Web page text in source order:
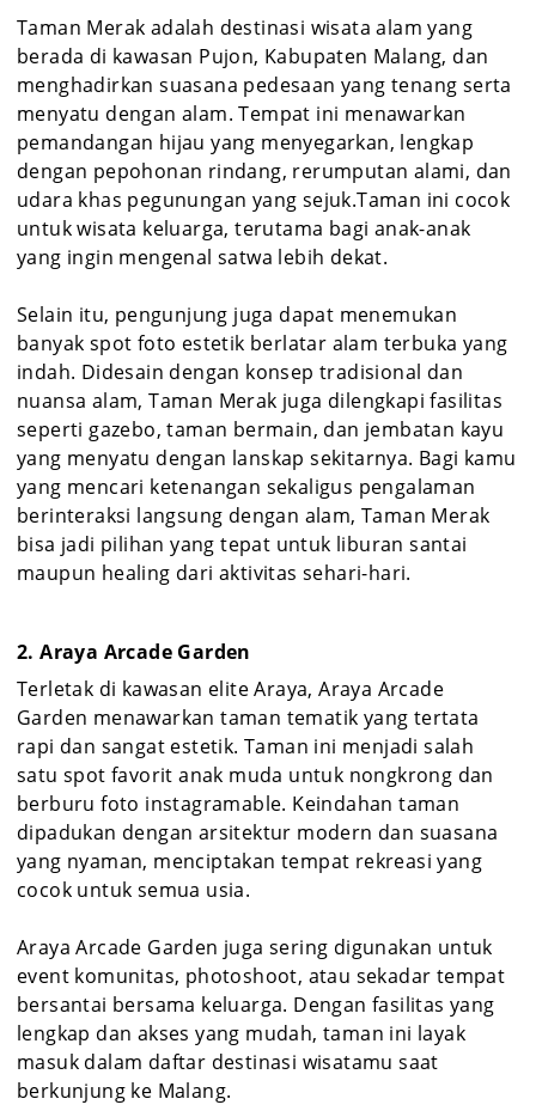
Taman Merak adalah destinasi wisata alam yang
berada di kawasan Pujon, Kabupaten Malang, dan
menghadirkan suasana pedesaan yang tenang serta
menyatu dengan alam. Tempat ini menawarkan
pemandangan hijau yang menyegarkan, lengkap
dengan pepohonan rindang, rerumputan alami, dan
udara khas pegunungan yang sejuk.Taman ini cocok
untuk wisata keluarga, terutama bagi anak-anak
yang ingin mengenal satwa lebih dekat.
Selain itu, pengunjung juga dapat menemukan
banyak spot foto estetik berlatar alam terbuka yang
indah. Didesain dengan konsep tradisional dan
nuansa alam, Taman Merak juga dilengkapi fasilitas
seperti gazebo, taman bermain, dan jembatan kayu
yang menyatu dengan lanskap sekitarnya. Bagi kamu
yang mencari ketenangan sekaligus pengalaman
berinteraksi langsung dengan alam, Taman Merak
bisa jadi pilihan yang tepat untuk liburan santai
maupun healing dari aktivitas sehari-hari.
2. Araya Arcade Garden
Terletak di kawasan elite Araya, Araya Arcade
Garden menawarkan taman tematik yang tertata
rapi dan sangat estetik. Taman ini menjadi salah
satu spot favorit anak muda untuk nongkrong dan
berburu foto instagramable. Keindahan taman
dipadukan dengan arsitektur modern dan suasana
yang nyaman, menciptakan tempat rekreasi yang
cocok untuk semua usia.
Araya Arcade Garden juga sering digunakan untuk
event komunitas, photoshoot, atau sekadar tempat
bersantai bersama keluarga. Dengan fasilitas yang
lengkap dan akses yang mudah, taman ini layak
masuk dalam daftar destinasi wisatamu saat
berkunjung ke Malang.